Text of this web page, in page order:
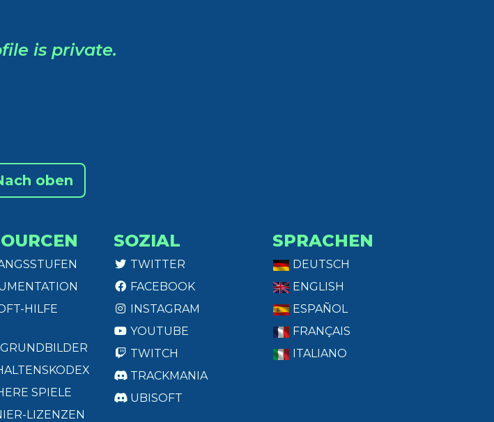
is private.
oben
HILFE
SPIELE
LIZENZEN
SOZIAL
TWITTER
FACEBOOK
INSTAGRAM
YOUTUBE
TWITCH
TRACKMANIA
UBISOFT
SPRACHEN
DEUTSCH
ENGLISH
ESPAÑOL
FRANÇAIS
ITALIANO